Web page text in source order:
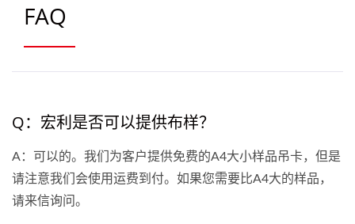
FAQ
Q：宏利是否可以提供布样？
A：可以的。我们为客户提供免费的A4大小样品吊卡，但是
请注意我们会使用运费到付。如果您需要比A4大的样品，
请来信询问。